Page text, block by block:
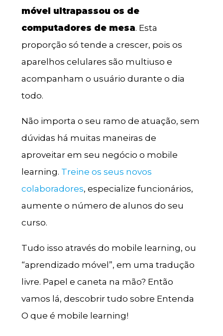
móvel ultrapassou os de
computadores de mesa. Esta
proporção só tende a crescer, pois os
aparelhos celulares são multiuso e
acompanham o usuário durante o dia
todo.
Não importa o seu ramo de atuação, sem
dúvidas há muitas maneiras de
aproveitar em seu negócio o mobile
learning. Treine os seus novos
colaboradores, especialize funcionários,
aumente o número de alunos do seu
curso.
Tudo isso através do mobile learning, ou
“aprendizado móvel”, em uma tradução
livre. Papel e caneta na mão? Então
vamos lá, descobrir tudo sobre Entenda
O que é mobile learning!